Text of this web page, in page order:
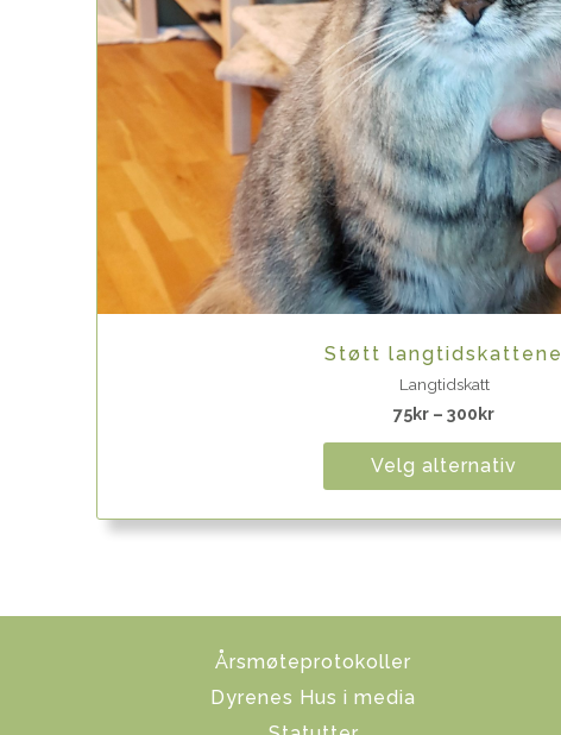
Støtt langtidskattene
Langtidskatt
75kr –300kr
Velg alternativ
Årsmøteprotokoller
Dyrenes Hus i media